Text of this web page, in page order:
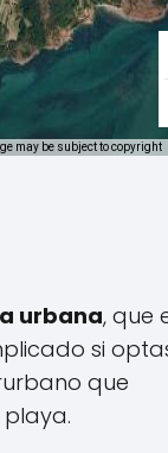
may be subject to copyright
urbana, que
si
que